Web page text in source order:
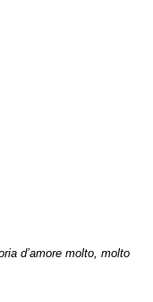
d’amore molto, molto